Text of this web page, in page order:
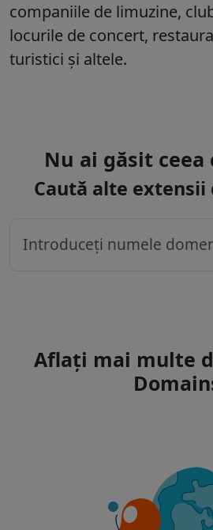
companiile de limuzine,
locurile de concert,
turistici și altele.
Nu ai găsit ceea
Caută alte extensii